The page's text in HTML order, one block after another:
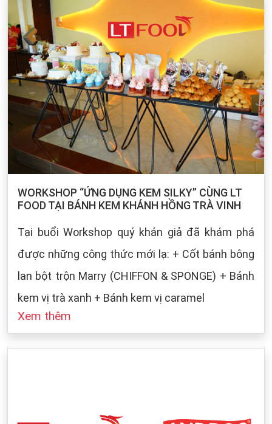
WORKSHOP “ỨNG DỤNG KEM SILKY” CÙNG LT
FOOD TẠI BÁNH KEM KHÁNH HỒNG TRÀ VINH
Tại buổi Workshop quý khán giả đã khám phá
được những công thức mới lạ: + Cốt bánh bông
lan bột trộn Marry (CHIFFON & SPONGE) + Bánh
kem vị trà xanh + Bánh kem vị caramel
Xem thêm